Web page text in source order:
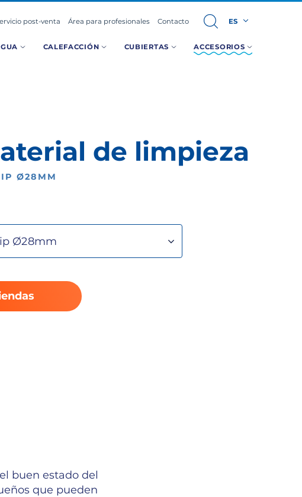
CALEFACCIÓN CUBIERTAS ACCESORIOS
post-venta Área para profesionales Contacto ES
de limpieza
Ø28MM
buen estado del
que pueden